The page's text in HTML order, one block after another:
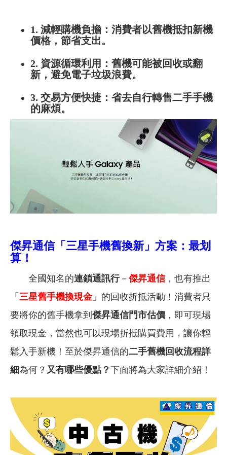
1. 減輕購機負擔：消費者以舊機抵扣新機
價格，節省支出。
2. 資源循環利用：舊機可能被回收或翻
新，避免電子垃圾浪費。
3. 交易方便快捷：省去自行轉售二手手機
的麻煩。
傑昇通信「三星手機舊換新」方案：最划
算！
全國知名的連鎖通訊行－傑昇通信，也有推出
「 三星舊手機換現金」的回收折抵活動！消費者只
要將你的舊手機拿到 傑昇通信門市估價 ，即可現場
領取現金，當然也可以現場折抵購買費用，讓你輕
鬆入手新機！至於傑昇通信的二手舊機回收流程詳
細為何？ 又有哪些優點？ 下面將為大家詳細介紹！